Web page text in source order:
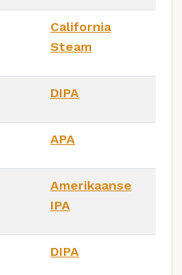
California
Steam
DIPA
APA
Amerikaanse
IPA
DIPA